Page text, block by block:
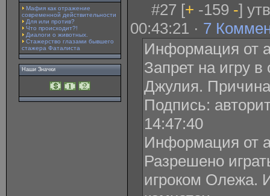
Мафия как отражение
современной действительности
Для или против?
Что происходит?!
Диалоги о животных.
Стажерство глазами бывшего
стажера Фаталиста
Наши Значки
#27 [+ -159 -]
00:43:21 · 7
Информация от
Запрет на игру
Джулия.
Подпись:
14:47:40
Информация от
Разрешено
игроком Олежа.